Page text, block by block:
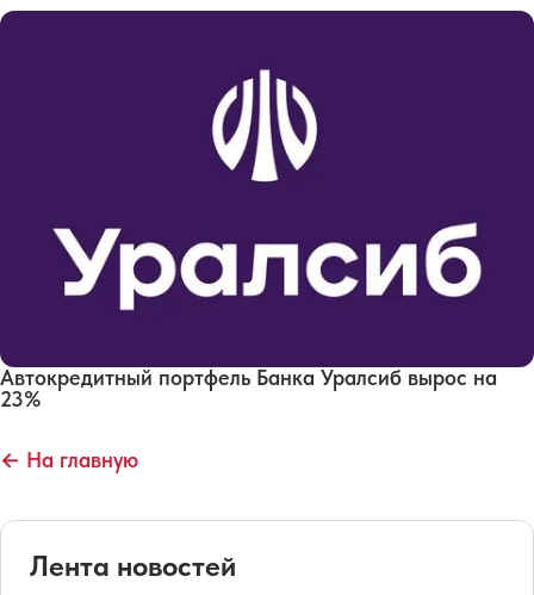
Автокредитный портфель Банка Уралсиб вырос на
23%
← На главную
Лента новостей